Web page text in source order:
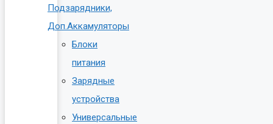
Подзарядники,
Доп.Аккамуляторы
Блоки
питания
Зарядные
устройства
Универсальные